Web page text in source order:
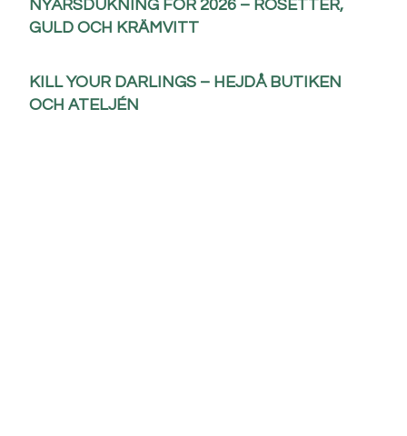
NYÅRSDUKNING FÖR 2026 – ROSETTER,
GULD OCH KRÄMVITT
KILL YOUR DARLINGS – HEJDÅ BUTIKEN
OCH ATELJÉN